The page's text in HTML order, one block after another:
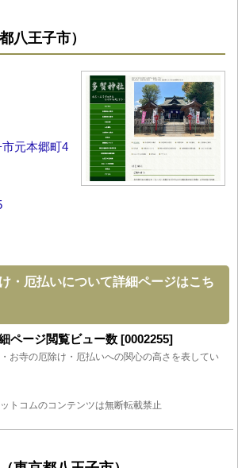
八王子市）
元本郷町4
・厄払いについて詳細ページはこち
ページ閲覧ビュー数 [0002255]
お寺の厄除け・厄払いへの関心の高さを表してい
トコムのコンテンツは無断転載禁止